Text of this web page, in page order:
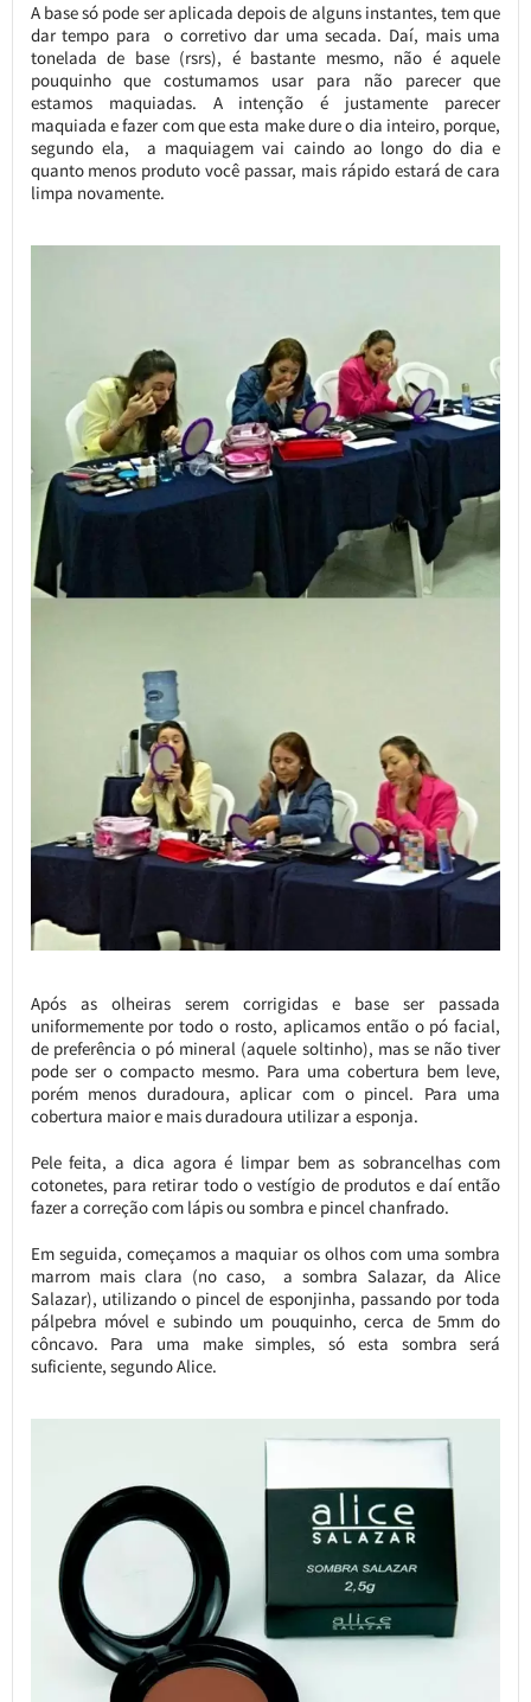
A base só pode ser aplicada depois de alguns instantes, tem que
dar tempo para o corretivo dar uma secada. Daí, mais uma
tonelada de base (rsrs), é bastante mesmo, não é aquele
pouquinho que costumamos usar para não parecer que
estamos maquiadas. A intenção é justamente parecer
maquiada e fazer com que esta make dure o dia inteiro, porque,
segundo ela, a maquiagem vai caindo ao longo do dia e
quanto menos produto você passar, mais rápido estará de cara
limpa novamente.
Após as olheiras serem corrigidas e base ser passada
uniformemente por todo o rosto, aplicamos então o pó facial,
de preferência o pó mineral (aquele soltinho), mas se não tiver
pode ser o compacto mesmo. Para uma cobertura bem leve,
porém menos duradoura, aplicar com o pincel. Para uma
cobertura maior e mais duradoura utilizar a esponja.
Pele feita, a dica agora é limpar bem as sobrancelhas com
cotonetes, para retirar todo o vestígio de produtos e daí então
fazer a correção com lápis ou sombra e pincel chanfrado.
Em seguida, começamos a maquiar os olhos com uma sombra
marrom mais clara (no caso, a sombra Salazar, da Alice
Salazar), utilizando o pincel de esponjinha, passando por toda
pálpebra móvel e subindo um pouquinho, cerca de 5mm do
côncavo. Para uma make simples, só esta sombra será
suficiente, segundo Alice.